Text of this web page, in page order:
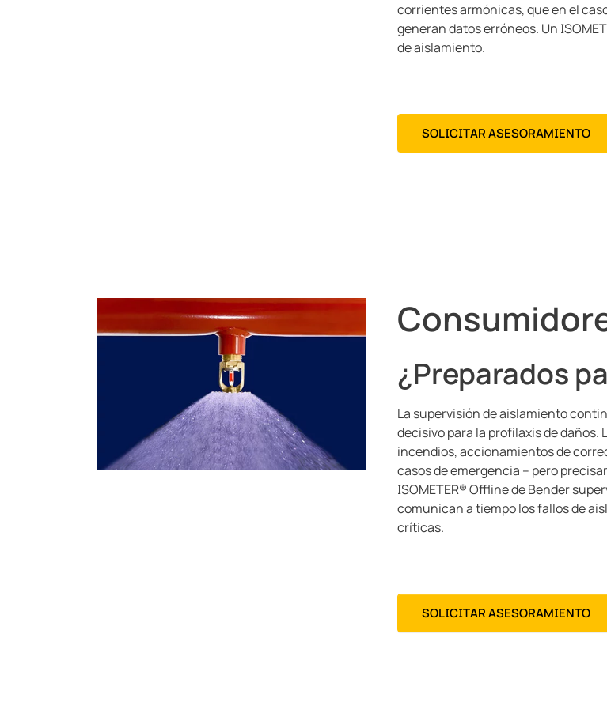
corrientes armónicas, que en el
generan datos erróneos. Un
de aislamiento.
SOLICITAR ASESORAMIENTO
¿Preparados
La supervisión de aislamiento
decisivo para la profilaxis de daños.
incendios, accionamientos de
casos de emergencia – pero
ISOMETER® Offline de Bender
comunican a tiempo los fallos de
críticas.
SOLICITAR ASESORAMIENTO